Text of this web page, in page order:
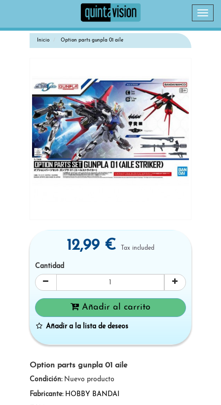
Inicio Option parts gunpla 01 aile
Option parts gunpla 01 aile
Condición: Nuevo producto
Fabricante: HOBBY BANDAI
12,99 € Tax included
Cantidad
Añadir al carrito
Añadir a la lista de deseos